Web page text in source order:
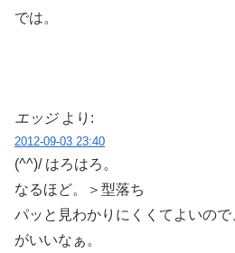
では。
エッジ より:
2012-09-03 23:40
(^^)/ はろはろ。
なるほど。＞型落ち
パッと見わかりにくくてよいの
がいいなぁ。